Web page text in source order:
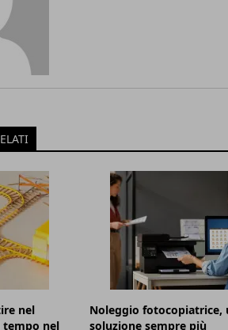
nel
nel
Noleggio fotocopiatrice,
soluzione sempre più